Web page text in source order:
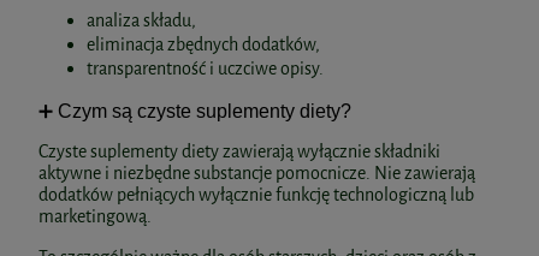
Kolagen rybi Skoczylas 150g
74,00 zł
do koszyka
38,48 zł
Najniższa cena: 38,49 zł
do koszyka
analiza składu,
eliminacja zbędnych dodatków,
transparentność i uczciwe opisy.
➕ Czym są czyste suplementy diety?
Czyste suplementy diety zawierają wyłącznie składniki
aktywne i niezbędne substancje pomocnicze. Nie zawierają
dodatków pełniących wyłącznie funkcję technologiczną lub
marketingową.